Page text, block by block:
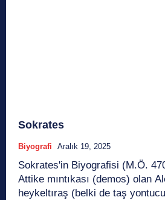
Sokrates
Biyografi Aralık 19, 2025
Sokrates'in Biyografisi (M.Ö. 470 -
Attike mıntıkası (demos) olan
heykeltıraş (belki de taş